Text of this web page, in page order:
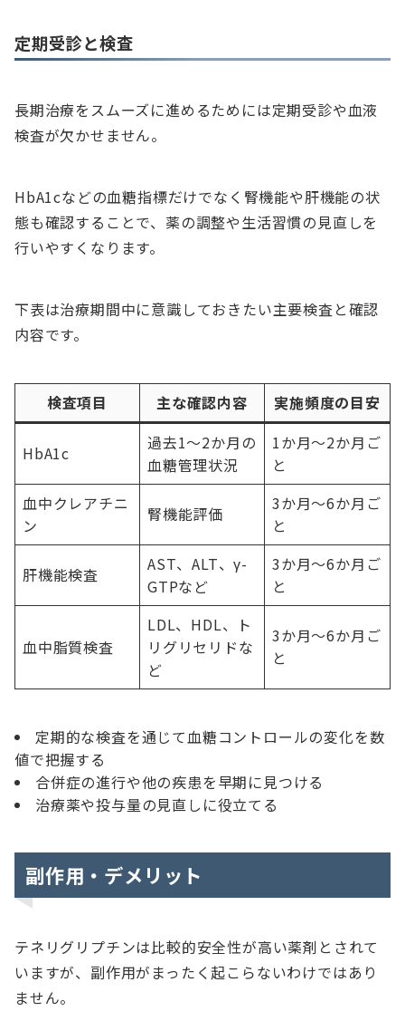
定期受診と検査
長期治療をスムーズに進めるためには定期受診や血液
検査が欠かせません。
HbA1cなどの血糖指標だけでなく腎機能や肝機能の状
態も確認することで、薬の調整や生活習慣の見直しを
行いやすくなります。
下表は治療期間中に意識しておきたい主要検査と確認
内容です。
検査項目 主な確認内容 実施頻度の目安
HbA1c
過去1～2か月の
血糖管理状況
1か月～2か月ご
と
血中クレアチニ
ン
腎機能評価
3か月～6か月ご
と
肝機能検査
AST、ALT、γ-
GTPなど
3か月～6か月ご
と
血中脂質検査
LDL、HDL、ト
リグリセリドな
ど
3か月～6か月ご
と
定期的な検査を通じて血糖コントロールの変化を数
値で把握する
合併症の進行や他の疾患を早期に見つける
治療薬や投与量の見直しに役立てる
副作用・デメリット
テネリグリプチンは比較的安全性が高い薬剤とされて
いますが、副作用がまったく起こらないわけではあり
ません。